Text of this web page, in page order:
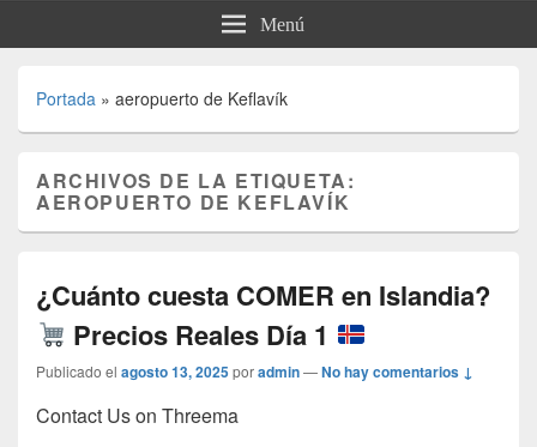
Menú
Portada » aeropuerto de Keflavík
ARCHIVOS DE LA ETIQUETA:
AEROPUERTO DE KEFLAVÍK
¿Cuánto cuesta COMER en Islandia?
Precios Reales Día 1
Publicado el agosto 13, 2025poradmin—No hay comentarios ↓
Contact Us on Threema